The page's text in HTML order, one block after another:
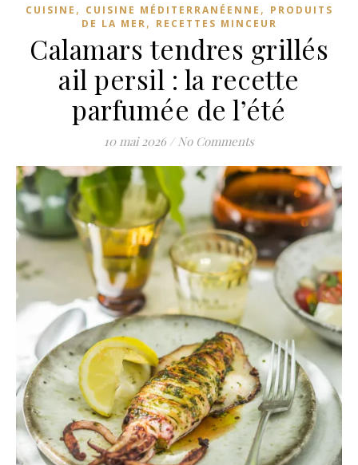
CUISINE , CUISINE MÉDITERRANÉENNE , PRODUITS
DE LA MER, RECETTES MINCEUR
Calamars tendres grillés
ail persil : la recette
parfumée de l’été
10 mai 2026 / No Comments